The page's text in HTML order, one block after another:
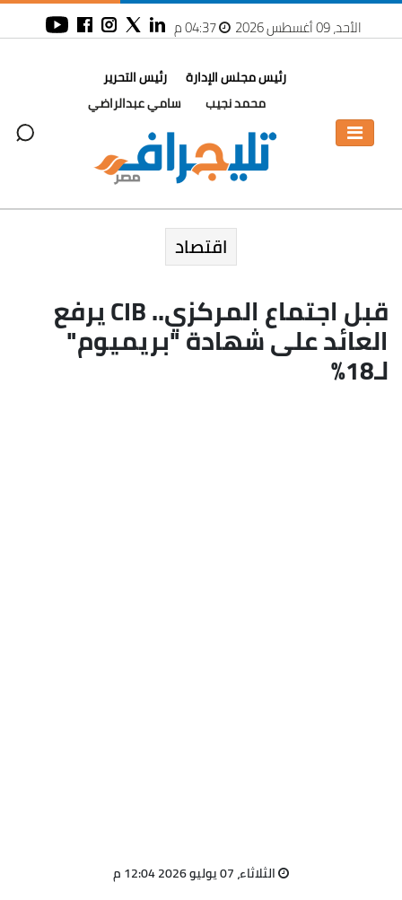
الأحد، 09 أغسطس 2026 04:37 م
رئيس مجلس الإدارة
محمد نجيب
رئيس التحرير
سامي عبدالراضي
اقتصاد
قبل اجتماع المركزي.. CIB يرفع
العائد على شهادة "بريميوم"
لـ18%
الثلاثاء، 07 يوليو 2026 12:04 م